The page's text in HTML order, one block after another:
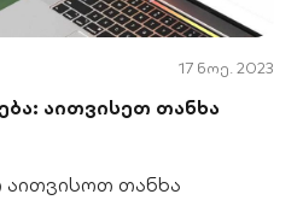
17 ნოე. 2023
აითვისეთ თანხა
თანხა